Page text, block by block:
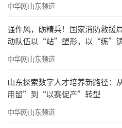
统一部署，科学实施
全市20所试点实验学校经
《关于优化全市义务教育
间的指导意见》，明确
间活动优化安排、每天的
部分课节的教学时长调
校实施提供了政策依据和
中华网山东频道
强作风，砺精兵！国家消防救援
动队伍以“站”塑形，以“练”
中华网山东频道
山东探索数字人才培养新路径：
用留”到“以赛促产”转型
中华网山东频道